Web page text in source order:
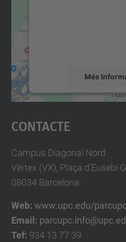
Més
Accepta
powered by
Contacte
Campus Diagonal Nord.
Vèrtex (VX), Plaça d'Eusebi
08034 Barcelona
Web: www.upc.edu/
Email:
Tef: 934 13 77 39